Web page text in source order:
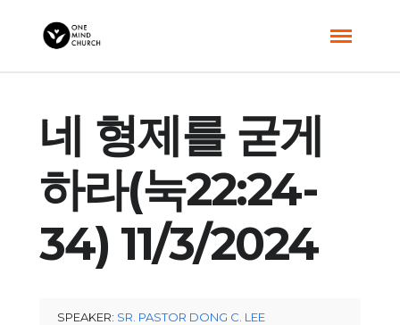
네 형제를 굳게
하라(눅22:24-
34) 11/3/2024
SPEAKER: SR. PASTOR DONG C. LEE